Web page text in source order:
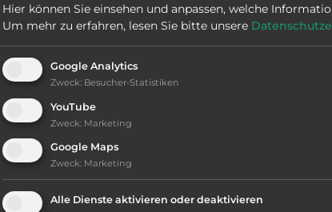
Telefon: 0049 3546
Alt Zauche, Holländer Windmühle in Straupitz.
Hier können Sie einsehen und anpassen, welche
Um mehr zu erfahren, lesen Sie bitte unsere
Google Analytics
Zweck: Besucher-Statistiken
YouTube
Zweck: Marketing
Google Maps
Zweck: Marketing
Alle Dienste aktivieren oder deaktivieren